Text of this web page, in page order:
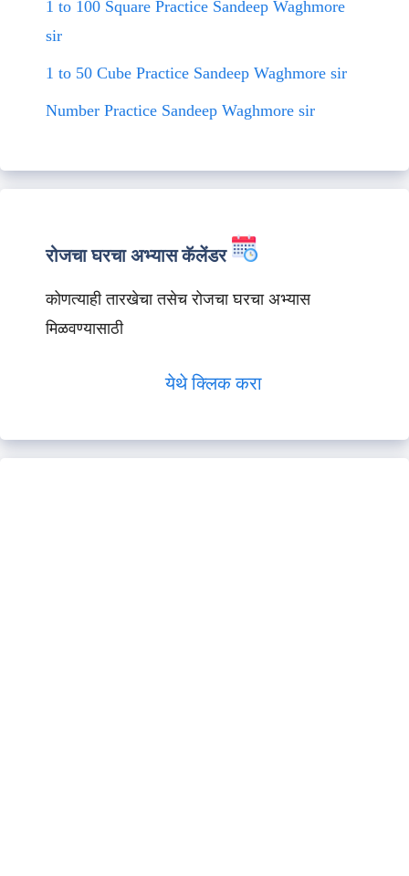
1 to 100 Square Practice Sandeep Waghmore
sir
1 to 50 Cube Practice Sandeep Waghmore sir
Number Practice Sandeep Waghmore sir
रोजचा घरचा अभ्यास कॅलेंडर
कोणत्याही तारखेचा तसेच रोजचा घरचा अभ्यास
मिळवण्यासाठी
येथे क्लिक करा